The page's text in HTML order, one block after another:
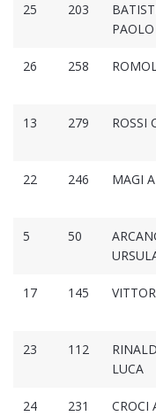
25 203
PAOLO
26 258
13 279 ROSSI
22 246 MAGI
5 50
17 145
23 112
LUCA
24 231 CROCI